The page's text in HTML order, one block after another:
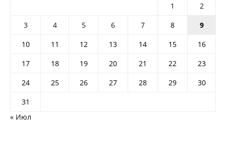
1
2
3
4 5 6 7 8
9
10
11 12 13 14 15
16
17
18 19 20 21 22
23
24
25 26 27 28 29
30
31
« Июл